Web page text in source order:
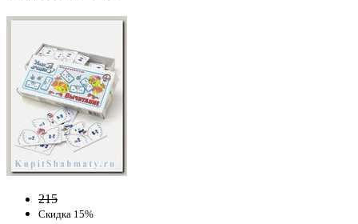
215
Скидка 15%